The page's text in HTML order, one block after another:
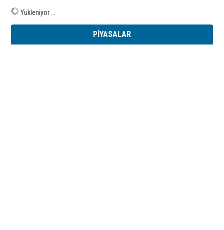
Yükleniyor ...
PİYASALAR